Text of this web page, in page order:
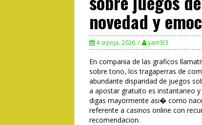
novedad y
4 srpnja, 2026 yam3t3
En compania de las graficos
sobre tono, los tragaperras de
abundante disparidad de juegos
a apostar gratuito es instantaneo
digas mayormente asi� como
referente a casinos online con
recomendacion.